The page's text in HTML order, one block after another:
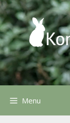
Ga
naar
de
inhoud
Menu